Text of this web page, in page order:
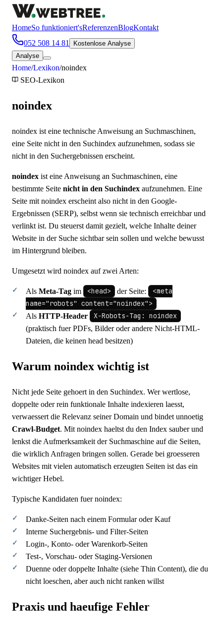
HomeSo funktioniert'sReferenzenBlogKontakt
052 508 14 81
Kostenlose Analyse
Analyse
Home/Lexikon/noindex
SEO-Lexikon
noindex
noindex ist eine technische Anweisung an Suchmaschinen,
eine Seite nicht in den Suchindex aufzunehmen, sodass sie
nicht in den Suchergebnissen erscheint.
noindex ist eine Anweisung an Suchmaschinen, eine
bestimmte Seite nicht in den Suchindex aufzunehmen. Eine
Seite mit noindex erscheint also nicht in den Google-
Ergebnissen (SERP), selbst wenn sie technisch erreichbar und
verlinkt ist. Du steuerst damit gezielt, welche Inhalte deiner
Website in der Suche sichtbar sein sollen und welche bewusst
im Hintergrund bleiben.
Umgesetzt wird noindex auf zwei Arten:
Als Meta-Tag im <head> der Seite:
<meta
name="robots" content="noindex">
Als HTTP-Header X-Robots-Tag: noindex
(praktisch fuer PDFs, Bilder oder andere Nicht-HTML-
Dateien, die keinen head besitzen)
Warum noindex wichtig ist
Nicht jede Seite gehoert in den Suchindex. Wer wertlose,
doppelte oder rein funktionale Inhalte indexieren laesst,
verwaessert die Relevanz seiner Domain und bindet unnoetig
Crawl-Budget. Mit noindex haeltst du den Index sauber und
lenkst die Aufmerksamkeit der Suchmaschine auf die Seiten,
die wirklich Anfragen bringen sollen. Gerade bei groesseren
Websites mit vielen automatisch erzeugten Seiten ist das ein
wichtiger Hebel.
Typische Kandidaten fuer noindex:
Danke-Seiten nach einem Formular oder Kauf
Interne Suchergebnis- und Filter-Seiten
Login-, Konto- oder Warenkorb-Seiten
Test-, Vorschau- oder Staging-Versionen
Duenne oder doppelte Inhalte (siehe Thin Content), die du
nicht loeschen, aber auch nicht ranken willst
Praxis und haeufige Fehler